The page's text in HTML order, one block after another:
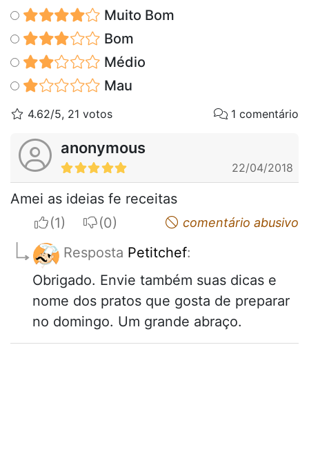
Muito Bom
Bom
Médio
Mau
4.62/5, 21 votos 1 comentário
anonymous
22/04/2018
Amei as ideias fe receitas
I apreciateI do not appreciatecomentário abusivo
Resposta Petitchef:
Obrigado. Envie também suas dicas e
nome dos pratos que gosta de preparar
no domingo. Um grande abraço.